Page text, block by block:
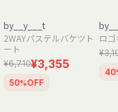
by__y___t
2WAYパステルバケツト
ート
¥6,710¥3,355
50%OFF
ロ
40